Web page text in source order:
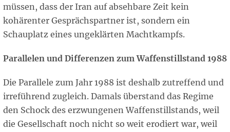
müssen, dass der Iran auf absehbare Zeit kein
kohärenter Gesprächspartner ist, sondern ein
Schauplatz eines ungeklärten Machtkampfs.
Parallelen und Differenzen zum Waffenstillstand 1988
Die Parallele zum Jahr 1988 ist deshalb zutreffend und
irreführend zugleich. Damals überstand das Regime
den Schock des erzwungenen Waffenstillstands, weil
die Gesellschaft noch nicht so weit erodiert war, weil